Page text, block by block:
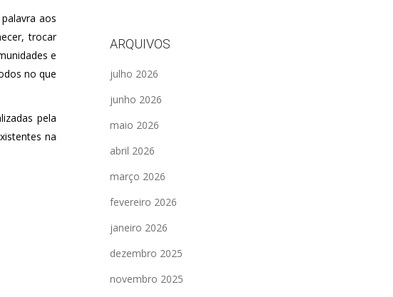
aos
trocar
e
no que
pela
na
ARQUIVOS
julho 2026
junho 2026
maio 2026
abril 2026
março 2026
fevereiro 2026
janeiro 2026
dezembro 2025
novembro 2025